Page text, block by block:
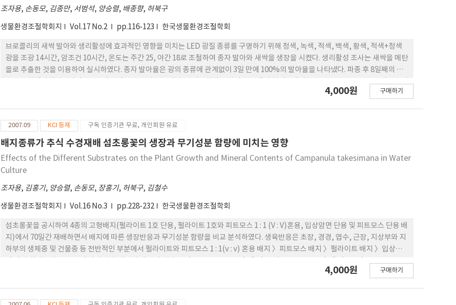
조자용, 손동모, 김종만, 서범석, 양승렬, 배종향, 허북구
생물환경조절학회지 Vol.17 No.2 pp.116-123 한국생물환경조절학회
브로콜리의 새싹 발아와 생리활성에 효과적인 영향을 미치는 LED 광질 종류를 구명하기 위해 청색, 녹색, 적색, 백색, 황색, 적색+청색
광을 조광 14시간, 암조건 10시간, 온도는 주간 25, 야간 18로 조절하여 종자 발아와 새싹을 생장을 시켰다. 생리활성 조사는 새싹을 메탄
올로 추출한 것을 이용하여 실시하였다. 종자 발아율은 광의 종류에 관계없이 3일 만에 100%의 발아율을 나타냈다. 파종 후 8일째의 신
드 함량은 청색광 처리구에서 72,6mg·L-1로 가장 많았다. 전자공여능은 추출물 2,000mg·L-1일 때 백색광 처리구에서 93.5%로 가
4,000원 구매하기
2007.09 KCI 등재 구독 인증기관 무료, 개인회원 유료
배지종류가 추식 수경재배 섬초롱꽃의 생장과 무기성분 함량에 미치는 영향
Effects of the Different Substrates on the Plant Growth and Mineral Contents of Campanula takesimana in Water
Culture
조자용, 김홍기, 양승렬, 손동모, 장홍기, 허북구, 김철수
생물환경조절학회지 Vol.16 No.3 pp.228-232 한국생물환경조절학회
섬초롱꽃을 공시하여 4종의 고형배지(펄라이트 1호 단용, 펄라이트 1호와 피트모스 1 : 1 (V : V)혼용, 입상암면 단용 및 피트모스 단용 배
지)에서 70일간 재배하면서 배지에 따른 생장반응과 무기성분 함량을 비교 분석하였다. 생육반응은 초장, 경경, 엽수, 근장, 지상부와 지
하부의 생체중 및 건물중 등 전반적인 부분에서 펄라이트와 피트모스 1 : 1(v : v) 혼용 배지 〉피트모스 배지 〉펄라이트 배지 〉입상암
6.55cmol+/kg), Na(1.25-1.69cmol+/kg) 순으로 많았다. 무기성분 함량은 생육이 우수한 것으로 나타난 펄라이트와 피트모스 혼용
4,000원 구매하기